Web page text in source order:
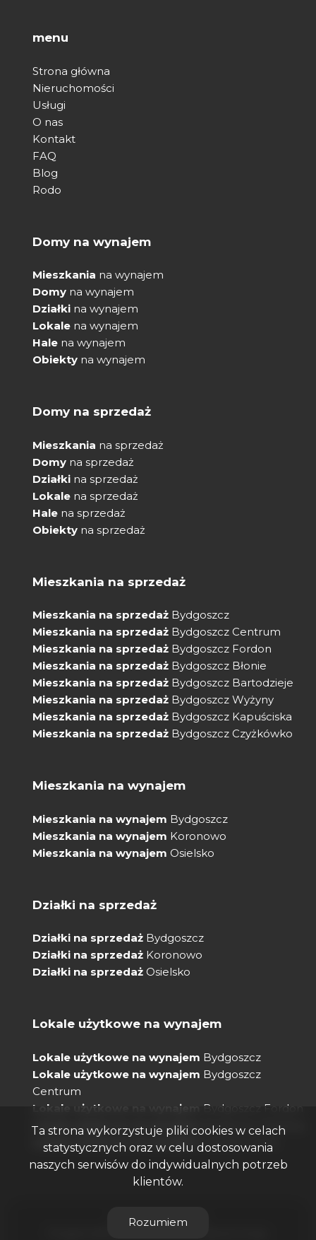
Domy na wynajem
Mieszkania na wynajem
Domy na wynajem
Działki na wynajem
Lokale na wynajem
Hale na wynajem
Obiekty na wynajem
Domy na sprzedaż
Mieszkania na sprzedaż
Domy na sprzedaż
Działki na sprzedaż
Lokale na sprzedaż
Hale na sprzedaż
Obiekty na sprzedaż
menu
Strona główna
Nieruchomości
Usługi
O nas
Kontakt
FAQ
Blog
Rodo
Mieszkania na sprzedaż
Mieszkania na sprzedaż Bydgoszcz
Mieszkania na sprzedaż Bydgoszcz Centrum
Mieszkania na sprzedaż Bydgoszcz Fordon
Mieszkania na sprzedaż Bydgoszcz Błonie
Mieszkania na sprzedaż Bydgoszcz Bartodzieje
Mieszkania na sprzedaż Bydgoszcz Wyżyny
Mieszkania na sprzedaż Bydgoszcz Kapuściska
Mieszkania na sprzedaż Bydgoszcz Czyżkówko
Mieszkania na wynajem
Mieszkania na wynajem Bydgoszcz
Mieszkania na wynajem Koronowo
Mieszkania na wynajem Osielsko
Działki na sprzedaż
Działki na sprzedaż Bydgoszcz
Działki na sprzedaż Koronowo
Działki na sprzedaż Osielsko
Lokale użytkowe na wynajem
Lokale użytkowe na wynajem Bydgoszcz
Lokale użytkowe na wynajem Bydgoszcz
Centrum
Lokale użytkowe na wynajem Bydgoszcz Fordon
Lokale użytkowe na wynajem
Bydgoszcz Bielawy
Lokale użytkowe na wynajem Osiedle Leśne
Biała Posesja © 2026
Ta strona wykorzystuje pliki cookies w celach
statystycznych oraz w celu dostosowania
naszych serwisów do indywidualnych potrzeb
klientów.
Rozumiem